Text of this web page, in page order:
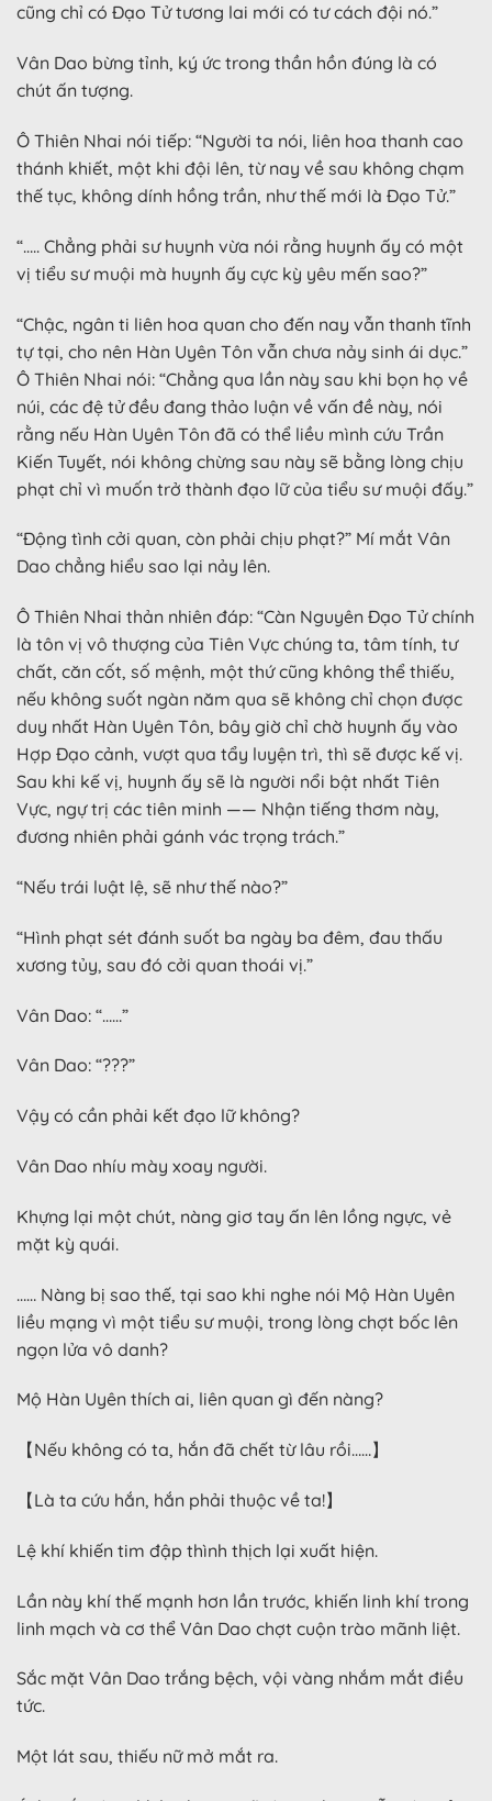
cũng chỉ có Đạo Tử tương lai mới có tư cách đội nó.”
Vân Dao bừng tỉnh, ký ức trong thần hồn đúng là có
chút ấn tượng.
Ô Thiên Nhai nói tiếp: “Người ta nói, liên hoa thanh cao
thánh khiết, một khi đội lên, từ nay về sau không chạm
thế tục, không dính hồng trần, như thế mới là Đạo Tử.”
“….. Chẳng phải sư huynh vừa nói rằng huynh ấy có một
vị tiểu sư muội mà huynh ấy cực kỳ yêu mến sao?”
“Chậc, ngân ti liên hoa quan cho đến nay vẫn thanh tĩnh
tự tại, cho nên Hàn Uyên Tôn vẫn chưa nảy sinh ái dục.”
Ô Thiên Nhai nói: “Chẳng qua lần này sau khi bọn họ về
núi, các đệ tử đều đang thảo luận về vấn đề này, nói
rằng nếu Hàn Uyên Tôn đã có thể liều mình cứu Trần
Kiến Tuyết, nói không chừng sau này sẽ bằng lòng chịu
phạt chỉ vì muốn trở thành đạo lữ của tiểu sư muội đấy.”
“Động tình cởi quan, còn phải chịu phạt?” Mí mắt Vân
Dao chẳng hiểu sao lại nảy lên.
Ô Thiên Nhai thản nhiên đáp: “Càn Nguyên Đạo Tử chính
là tôn vị vô thượng của Tiên Vực chúng ta, tâm tính, tư
chất, căn cốt, số mệnh, một thứ cũng không thể thiếu,
nếu không suốt ngàn năm qua sẽ không chỉ chọn được
duy nhất Hàn Uyên Tôn, bây giờ chỉ chờ huynh ấy vào
Hợp Đạo cảnh, vượt qua tẩy luyện trì, thì sẽ được kế vị.
Sau khi kế vị, huynh ấy sẽ là người nổi bật nhất Tiên
Vực, ngự trị các tiên minh —— Nhận tiếng thơm này,
đương nhiên phải gánh vác trọng trách.”
“Nếu trái luật lệ, sẽ như thế nào?”
“Hình phạt sét đánh suốt ba ngày ba đêm, đau thấu
xương tủy, sau đó cởi quan thoái vị.”
Vân Dao: “……”
Vân Dao: “???”
Vậy có cần phải kết đạo lữ không?
Vân Dao nhíu mày xoay người.
Khựng lại một chút, nàng giơ tay ấn lên lồng ngực, vẻ
mặt kỳ quái.
…… Nàng bị sao thế, tại sao khi nghe nói Mộ Hàn Uyên
liều mạng vì một tiểu sư muội, trong lòng chợt bốc lên
ngọn lửa vô danh?
Mộ Hàn Uyên thích ai, liên quan gì đến nàng?
【Nếu không có ta, hắn đã chết từ lâu rồi……】
【Là ta cứu hắn, hắn phải thuộc về ta!】
Lệ khí khiến tim đập thình thịch lại xuất hiện.
Lần này khí thế mạnh hơn lần trước, khiến linh khí trong
linh mạch và cơ thể Vân Dao chợt cuộn trào mãnh liệt.
Sắc mặt Vân Dao trắng bệch, vội vàng nhắm mắt điều
tức.
Một lát sau, thiếu nữ mở mắt ra.